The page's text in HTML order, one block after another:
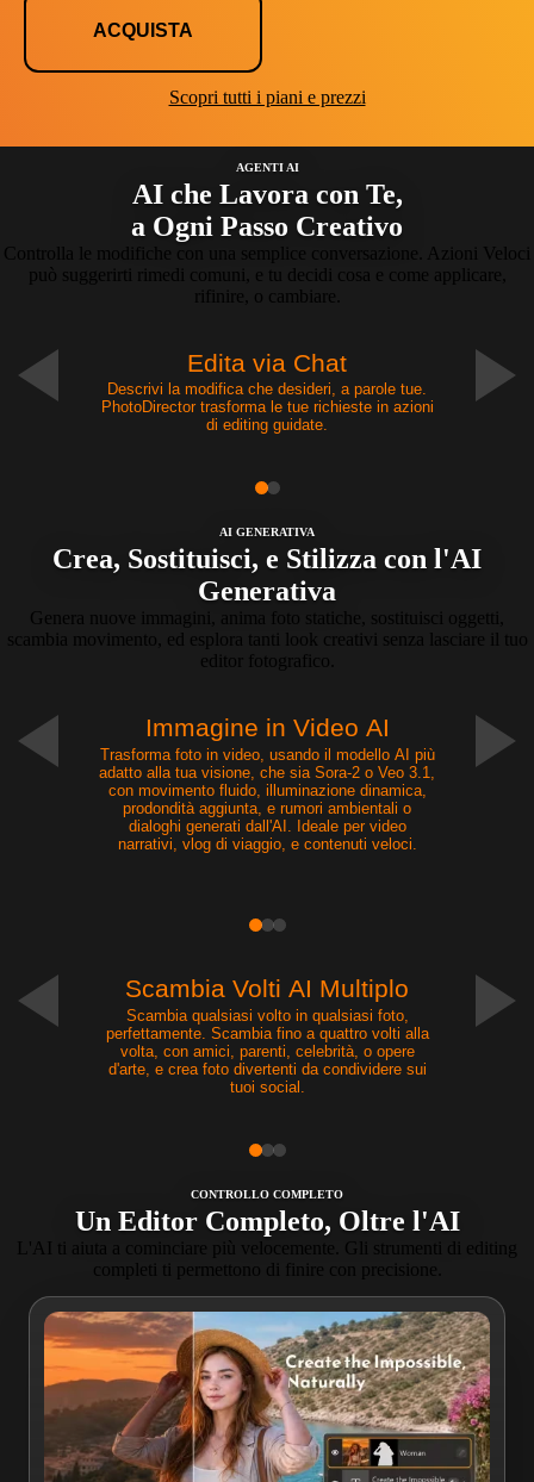
ACQUISTA
Scopri tutti i piani e prezzi
AGENTI AI
AI che Lavora con Te,
a Ogni Passo Creativo
Controlla le modifiche con una semplice conversazione. Azioni Veloci
può suggerirti rimedi comuni, e tu decidi cosa e come applicare,
rifinire, o cambiare.
Edita via Chat
Descrivi la modifica che desideri, a parole tue.
PhotoDirector trasforma le tue richieste in azioni
di editing guidate.
AI GENERATIVA
Crea, Sostituisci, e Stilizza con l'AI
Generativa
Genera nuove immagini, anima foto statiche, sostituisci oggetti,
scambia movimento, ed esplora tanti look creativi senza lasciare il tuo
editor fotografico.
Immagine in Video AI
Trasforma foto in video, usando il modello AI più
adatto alla tua visione, che sia Sora-2 o Veo 3.1,
con movimento fluido, illuminazione dinamica,
prodondità aggiunta, e rumori ambientali o
dialoghi generati dall'AI. Ideale per video
narrativi, vlog di viaggio, e contenuti veloci.
Scambia Volti AI Multiplo
Scambia qualsiasi volto in qualsiasi foto,
perfettamente. Scambia fino a quattro volti alla
volta, con amici, parenti, celebrità, o opere
d'arte, e crea foto divertenti da condividere sui
tuoi social.
CONTROLLO COMPLETO
Un Editor Completo, Oltre l'AI
L'AI ti aiuta a cominciare più velocemente. Gli strumenti di editing
completi ti permettono di finire con precisione.